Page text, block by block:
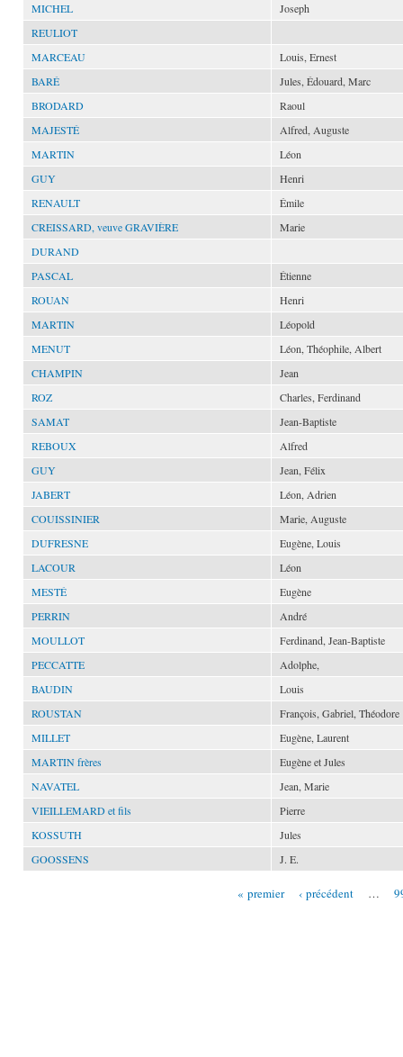
MICHEL
Joseph
REULIOT
MARCEAU
Louis, Ernest
BARÉ
Jules, Édouard, Marc
BRODARD
Raoul
MAJESTÉ
Alfred, Auguste
MARTIN
Léon
GUY
Henri
RENAULT
Émile
CREISSARD, veuve GRAVIÈRE
Marie
DURAND
PASCAL
Étienne
ROUAN
Henri
MARTIN
Léopold
MENUT
Léon, Théophile, Albert
CHAMPIN
Jean
ROZ
Charles, Ferdinand
SAMAT
Jean-Baptiste
REBOUX
Alfred
GUY
Jean, Félix
JABERT
Léon, Adrien
COUISSINIER
Marie, Auguste
DUFRESNE
Eugène, Louis
LACOUR
Léon
MESTÉ
Eugène
PERRIN
André
MOULLOT
Ferdinand, Jean-Baptiste
PECCATTE
Adolphe,
BAUDIN
Louis
ROUSTAN
François, Gabriel, Théodore
MILLET
Eugène, Laurent
MARTIN frères
Eugène et Jules
NAVATEL
Jean, Marie
VIEILLEMARD et fils
Pierre
KOSSUTH
Jules
GOOSSENS
J. E.
« premier ‹ précédent …